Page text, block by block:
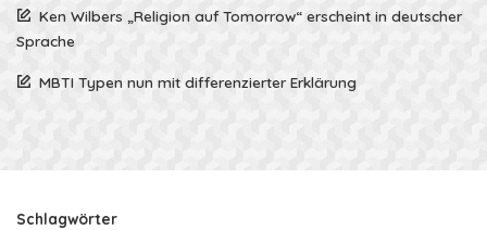
Ken Wilbers „Religion auf Tomorrow“ erscheint in deutscher
Sprache
MBTI Typen nun mit differenzierter Erklärung
Schlagwörter